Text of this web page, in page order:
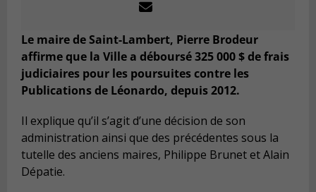
Le maire de Saint-Lambert, Pierre Brodeur
affirme que la Ville a déboursé 325 000 $ de frais
judiciaires pour les poursuites contre les
Publications de Léonardo, depuis 2012.
Il explique qu’il s’agit d’une décision de son
administration ainsi que des précédentes sous la
tutelle des anciens maires, Philippe Brunet et Alain
Dépatie.